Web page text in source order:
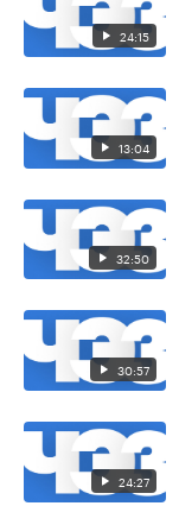
24:15
13:04
32:50
30:57
24:27